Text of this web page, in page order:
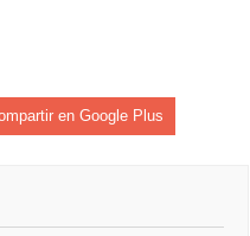
en Google Plus